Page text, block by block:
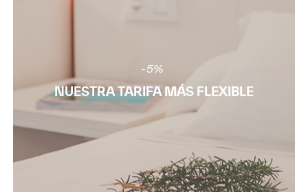
NUESTRA TARIFA MÁS FLEXIBLE
-5%